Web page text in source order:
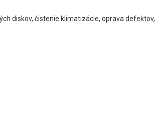
diskov, čistenie klimatizácie, oprava defektov,